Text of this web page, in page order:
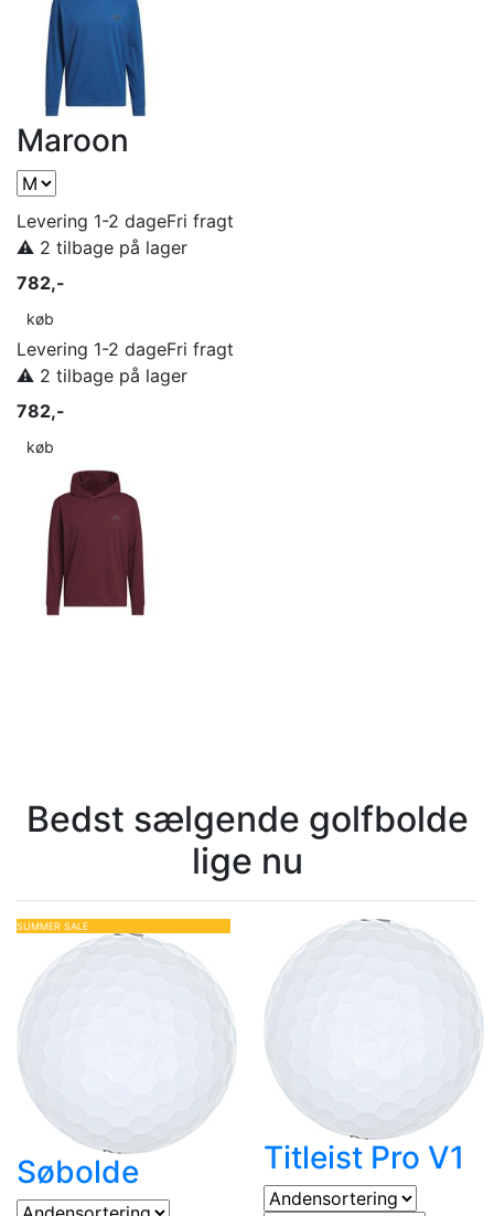
Maroon
Levering 1-2 dageFri fragt
⚠️ 2 tilbage på lager
782,-
køb
Levering 1-2 dageFri fragt
⚠️ 2 tilbage på lager
782,-
køb
Bedst sælgende golfbolde
lige nu
SUMMER SALE
Søbolde Titleist Pro V1